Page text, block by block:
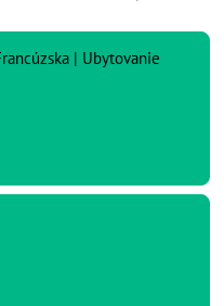
| Ubytovanie